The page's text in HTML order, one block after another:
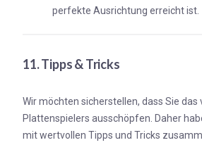
perfekte Ausrichtung erreicht ist.
11. Tipps & Tricks
Wir möchten sicherstellen, dass Sie das
Plattenspielers ausschöpfen. Daher
mit wertvollen Tipps und Tricks